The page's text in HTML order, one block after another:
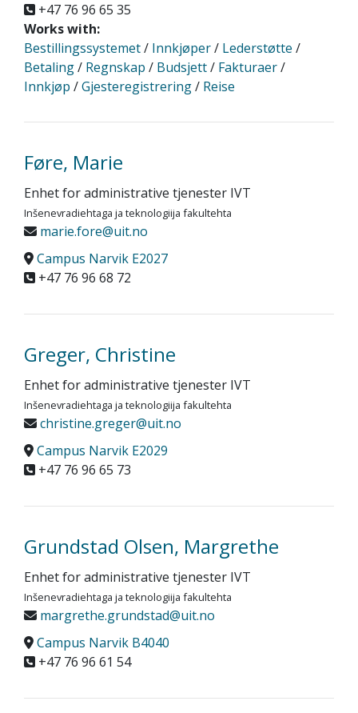
+47 76 96 65 35
Works with:
Bestillingssystemet/ Innkjøper/ Lederstøtte /
Betaling/ Regnskap / Budsjett/ Fakturaer/
Innkjøp /Gjesteregistrering/ Reise
Føre, Marie
Enhet for administrative tjenester IVT
Inšenevradiehtaga ja teknologiija fakultehta
marie.fore@uit.no
Campus Narvik E2027
+47 76 96 68 72
Greger, Christine
Enhet for administrative tjenester IVT
Inšenevradiehtaga ja teknologiija fakultehta
christine.greger@uit.no
Campus Narvik E2029
+47 76 96 65 73
Grundstad Olsen, Margrethe
Enhet for administrative tjenester IVT
Inšenevradiehtaga ja teknologiija fakultehta
margrethe.grundstad@uit.no
Campus Narvik B4040
+47 76 96 61 54